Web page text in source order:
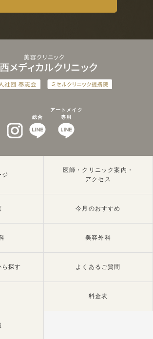
インスタグラム
総合
LINEat
アートメイク
専用
ジ
医師・クリニック案内・
アクセス
今月のおすすめ
美容外科
ら探す よくあるご質問
料金表